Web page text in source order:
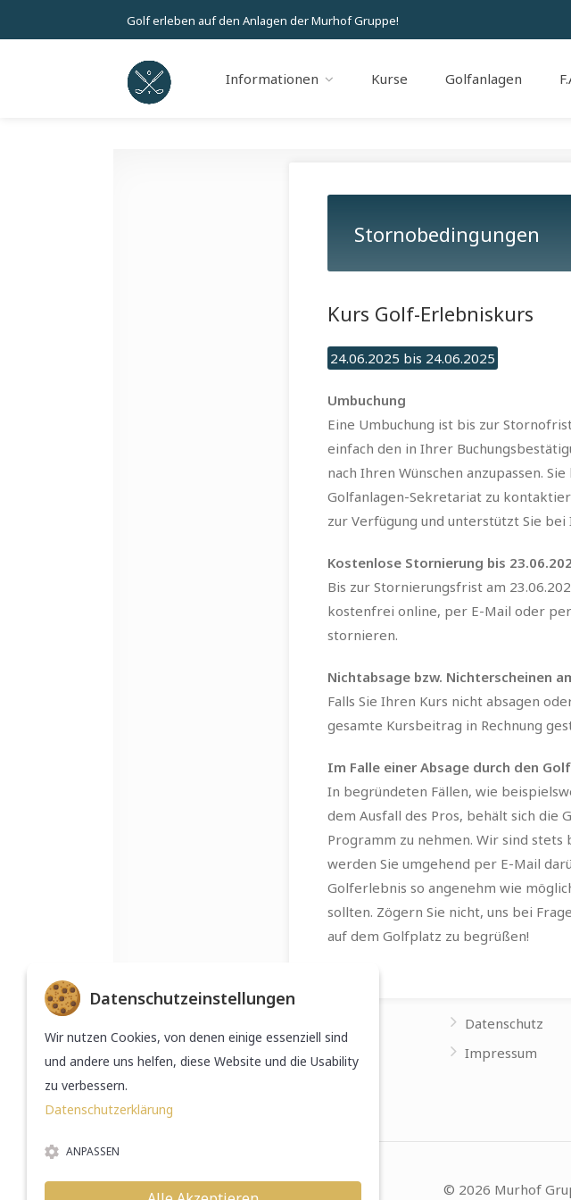
Golf erleben auf den Anlagen der Murhof Gruppe!
Informationen Kurse Golfanlagen
Stornobedingungen
Kurs Golf-Erlebniskurs
24.06.2025 bis 24.06.2025
Umbuchung
Eine Umbuchung ist bis zur
einfach den in Ihrer
nach Ihren Wünschen anzupassen.
Golfanlagen-Sekretariat zu
zur Verfügung und unterstützt Sie bei
Kostenlose Stornierung bis
Bis zur Stornierungsfrist am
kostenfrei online, per E-Mail oder
stornieren.
Nichtabsage bzw. Nichterscheinen
Falls Sie Ihren Kurs nicht absagen
gesamte Kursbeitrag in Rechnung
Im Falle einer Absage durch den
In begründeten Fällen, wie
dem Ausfall des Pros, behält sich die
Programm zu nehmen. Wir sind
werden Sie umgehend per E-Mail
Golferlebnis so angenehm wie
sollten. Zögern Sie nicht, uns bei
auf dem Golfplatz zu begrüßen!
Österreichischer Golfverband
Datenschutz
Impressum
© 2026 Murhof
Datenschutzeinstellungen
Wir nutzen Cookies, von denen einige essenziell sind
und andere uns helfen, diese Website und die Usability
zu verbessern.
Datenschutzerklärung
ANPASSEN